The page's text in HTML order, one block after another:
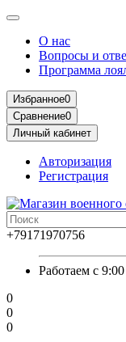
О нас
Вопросы и
Программа
Избранное0
Сравнение0
Личный кабинет
Авторизация
Регистрация
+79171970756
Работаем с
0
0
0